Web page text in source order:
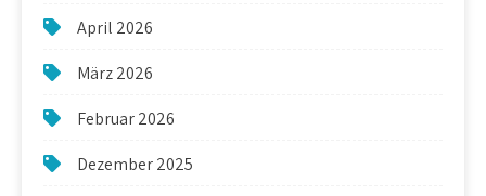
April 2026
März 2026
Februar 2026
Dezember 2025